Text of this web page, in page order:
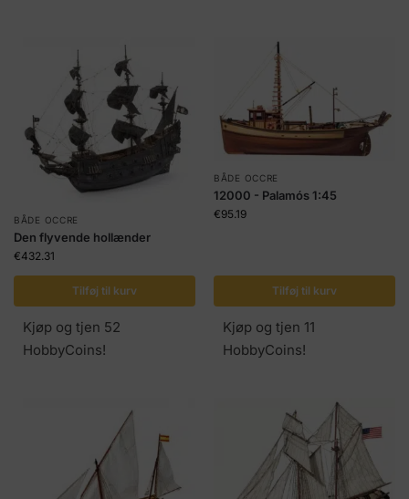
BÅDE OCCRE
Den flyvende hollænder
€432.31
Tilføj til kurv
Kjøp og tjen 52
HobbyCoins!
BÅDE OCCRE
12000 - Palamós 1:45
€95.19
Tilføj til kurv
Kjøp og tjen 11
HobbyCoins!